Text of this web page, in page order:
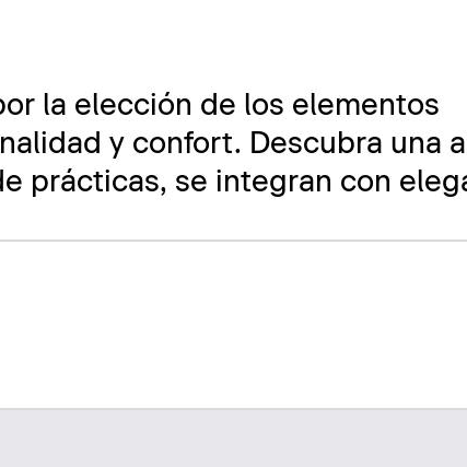
la elección de los elementos
y confort. Descubra una
prácticas, se integran con